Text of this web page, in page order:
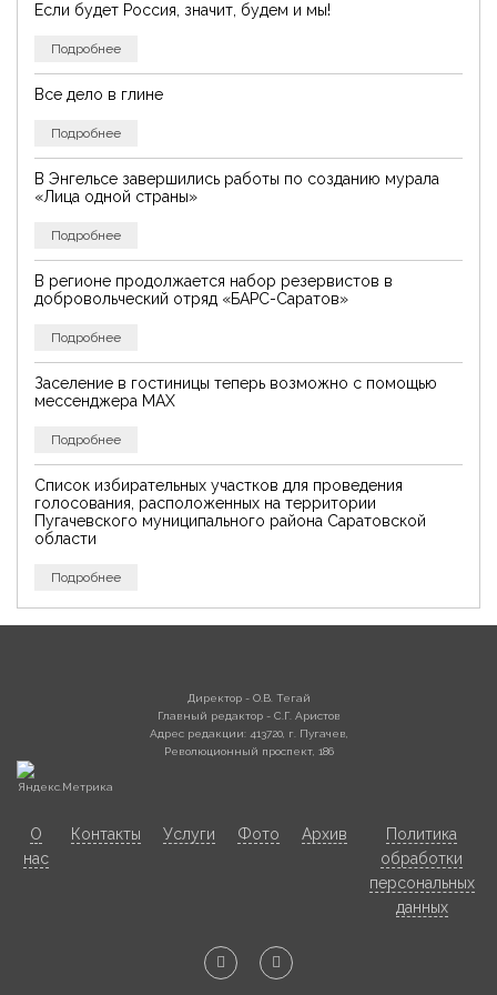
Если будет Россия, значит, будем и мы!
Подробнее
Все дело в глине
Подробнее
В Энгельсе завершились работы по созданию мурала
«Лица одной страны»
Подробнее
В регионе продолжается набор резервистов в
добровольческий отряд «БАРС-Саратов»
Подробнее
Заселение в гостиницы теперь возможно с помощью
мессенджера MAX
Подробнее
Список избирательных участков для проведения
голосования, расположенных на территории
Пугачевского муниципального района Саратовской
области
Подробнее
Директор - О.В. Тегай
Главный редактор - С.Г. Аристов
Адрес редакции: 413720, г. Пугачев,
Революционный проспект, 186
О
нас
Контакты Услуги Фото Архив
Политика
обработки
персональных
данных